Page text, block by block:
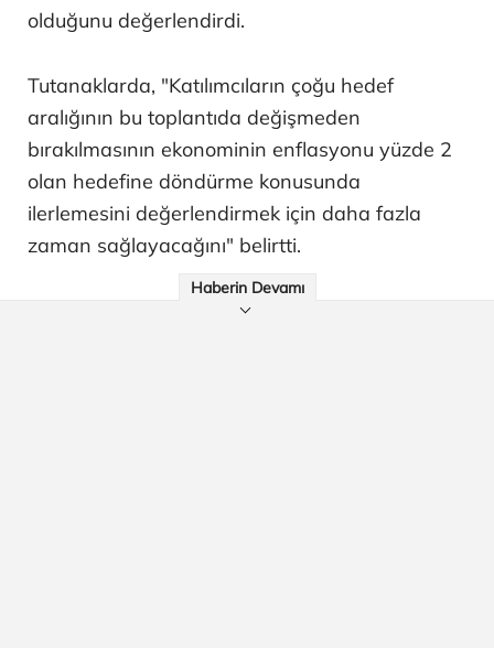
olduğunu değerlendirdi.
Tutanaklarda, "Katılımcıların çoğu hedef
aralığının bu toplantıda değişmeden
bırakılmasının ekonominin enflasyonu yüzde 2
olan hedefine döndürme konusunda
ilerlemesini değerlendirmek için daha fazla
zaman sağlayacağını" belirtti.
Haberin Devamı